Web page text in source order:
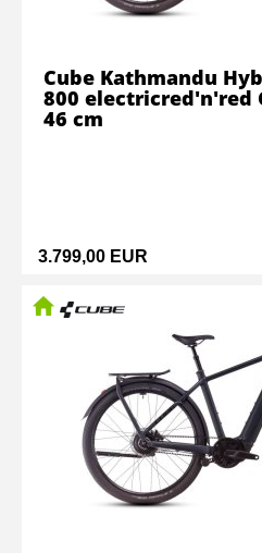
3.799,00 EUR
Cube Kathmandu
800 electricred'n'red
46 cm